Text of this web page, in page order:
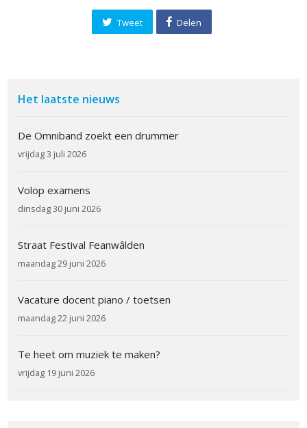
Tweet Delen
Het laatste nieuws
De Omniband zoekt een drummer
vrijdag 3 juli 2026
Volop examens
dinsdag 30 juni 2026
Straat Festival Feanwâlden
maandag 29 juni 2026
Vacature docent piano / toetsen
maandag 22 juni 2026
Te heet om muziek te maken?
vrijdag 19 juni 2026